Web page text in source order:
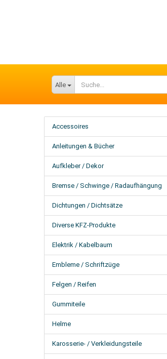
Alle
Accessoires
Anleitungen & Bücher
Aufkleber / Dekor
Bremse / Schwinge / Radaufhängung
Dichtungen / Dichtsätze
Diverse KFZ-Produkte
Elektrik / Kabelbaum
Embleme / Schriftzüge
Felgen / Reifen
Gummiteile
Helme
Karosserie- / Verkleidungsteile